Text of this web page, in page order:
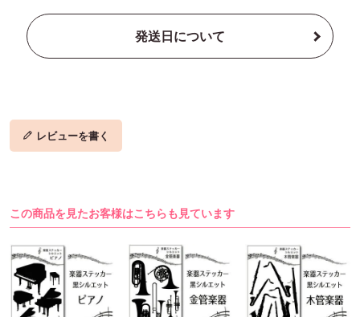
発送日について
レビューを書く
この商品を見たお客様はこちらも見ています